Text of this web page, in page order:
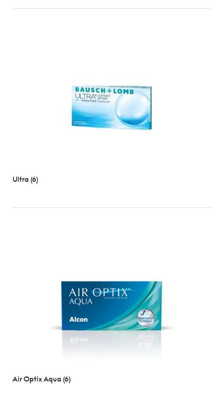
Ultra (6)
Air Optix Aqua (6)